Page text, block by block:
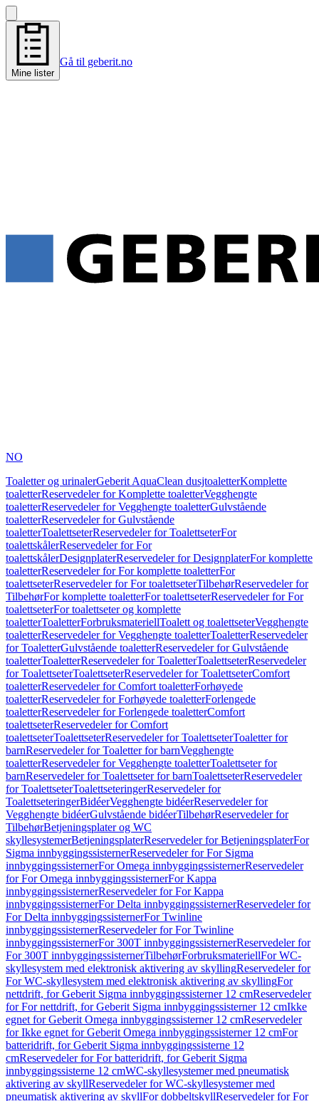
Mine lister
Gå til geberit.no
NO
Toaletter og urinalerGeberit AquaClean dusjtoaletterKomplette
toaletterReservedeler for Komplette toaletterVegghengte
toaletterReservedeler for Vegghengte toaletterGulvstående
toaletterReservedeler for Gulvstående
toaletterToalettseterReservedeler for ToalettseterFor
toalettskålerReservedeler for For
toalettskålerDesignplaterReservedeler for DesignplaterFor komplette
toaletterReservedeler for For komplette toaletterFor
toalettseterReservedeler for For toalettseterTilbehørReservedeler for
TilbehørFor komplette toaletterFor toalettseterReservedeler for For
toalettseterFor toalettseter og komplette
toaletterToaletterForbruksmateriellToalett og toalettseterVegghengte
toaletterReservedeler for Vegghengte toaletterToaletterReservedeler
for ToaletterGulvstående toaletterReservedeler for Gulvstående
toaletterToaletterReservedeler for ToaletterToalettseterReservedeler
for ToalettseterToalettseterReservedeler for ToalettseterComfort
toaletterReservedeler for Comfort toaletterForhøyede
toaletterReservedeler for Forhøyede toaletterForlengede
toaletterReservedeler for Forlengede toaletterComfort
toalettseterReservedeler for Comfort
toalettseterToalettseterReservedeler for ToalettseterToaletter for
barnReservedeler for Toaletter for barnVegghengte
toaletterReservedeler for Vegghengte toaletterToalettseter for
barnReservedeler for Toalettseter for barnToalettseterReservedeler
for ToalettseterToalettseteringerReservedeler for
ToalettseteringerBidéerVegghengte bidéerReservedeler for
Vegghengte bidéerGulvstående bidéerTilbehørReservedeler for
TilbehørBetjeningsplater og WC
skyllesystemerBetjeningsplaterReservedeler for BetjeningsplaterFor
Sigma innbyggingssisternerReservedeler for For Sigma
innbyggingssisternerFor Omega innbyggingssisternerReservedeler
for For Omega innbyggingssisternerFor Kappa
innbyggingssisternerReservedeler for For Kappa
innbyggingssisternerFor Delta innbyggingssisternerReservedeler for
For Delta innbyggingssisternerFor Twinline
innbyggingssisternerReservedeler for For Twinline
innbyggingssisternerFor 300T innbyggingssisternerReservedeler for
For 300T innbyggingssisternerTilbehørForbruksmateriellFor WC-
skyllesystem med elektronisk aktivering av skyllingReservedeler for
For WC-skyllesystem med elektronisk aktivering av skyllingFor
nettdrift, for Geberit Sigma innbyggingssisterner 12 cmReservedeler
for For nettdrift, for Geberit Sigma innbyggingssisterner 12 cmIkke
egnet for Geberit Omega innbyggingssisterner 12 cmReservedeler
for Ikke egnet for Geberit Omega innbyggingssisterner 12 cmFor
batteridrift, for Geberit Sigma innbyggingssisterne 12
cmReservedeler for For batteridrift, for Geberit Sigma
innbyggingssisterne 12 cmWC-skyllesystemer med pneumatisk
aktivering av skyllReservedeler for WC-skyllesystemer med
pneumatisk aktivering av skyllFor dobbeltskyllReservedeler for For